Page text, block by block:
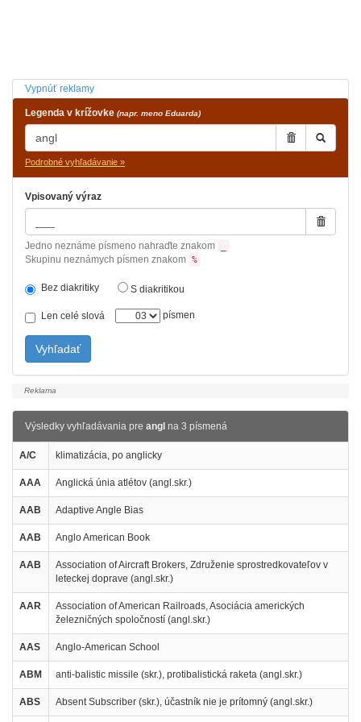
Vypnúť reklamy
Legenda v krížovke (napr. meno Eduarda)
Podrobné vyhľadávanie »
Vpisovaný výraz
Jedno neznáme písmeno nahraďte znakom
Skupinu neznámych písmen znakom %
Bez diakritiky S diakritikou
Len celé slová písmen
Vyhľadať
Výsledky vyhľadávania pre angl na 3 písmená
A/C klimatizácia, po anglicky
AAA Anglická únia atlétov (angl.skr.)
AAB Adaptive Angle Bias
AAB Anglo American Book
AAB
Association of Aircraft Brokers, Združenie sprostredkovateľov v
leteckej doprave (angl.skr.)
AAR
Association of American Railroads, Asociácia amerických
železničných spoločností (angl.skr.)
AAS Anglo-American School
ABM anti-balistic missile (skr.), protibalistická raketa (angl.skr.)
ABS Absent Subscriber (skr.), účastník nie je prítomný (angl.skr.)